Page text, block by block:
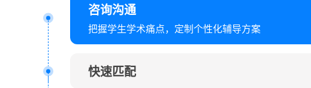
咨询沟通
把握学生学术痛点，定制个性化辅导方案
快速匹配